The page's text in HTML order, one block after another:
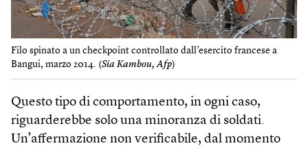
Filo spinato a un checkpoint controllato dall’esercito francese a
Bangui, marzo 2014. (Sia Kambou, Afp)
Questo tipo di comportamento, in ogni caso,
riguarderebbe solo una minoranza di soldati.
Un’affermazione non verificabile, dal momento